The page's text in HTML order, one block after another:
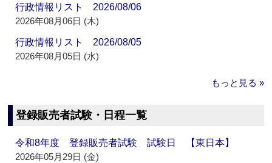
行政情報リスト 2026/08/06
2026年08月06日 (木)
行政情報リスト 2026/08/05
2026年08月05日 (水)
もっと見る »
登録販売者試験・日程一覧
令和8年度 登録販売者試験 試験日 【東日本】
2026年05月29日 (金)